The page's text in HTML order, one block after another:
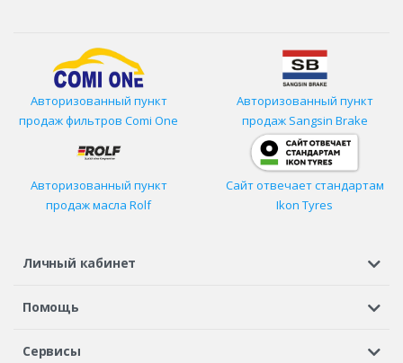
Авторизованный пункт
продаж фильтров Comi One
Авторизованный пункт
продаж Sangsin Brake
Авторизованный пункт
продаж масла Rolf
Сайт отвечает стандартам
Ikon Tyres
Личный кабинет
Регистрация или вход
Помощь
Шины в кредит
Сервисы